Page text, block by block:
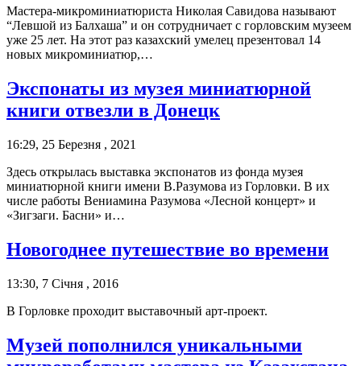
Мастера-микроминиатюриста Николая Савидова называют
“Левшой из Балхаша” и он сотрудничает с горловским музеем
уже 25 лет. На этот раз казахский умелец презентовал 14
новых микроминиатюр,…
Экспонаты из музея миниатюрной
книги отвезли в Донецк
16:29, 25 Березня , 2021
Здесь открылась выставка экспонатов из фонда музея
миниатюрной книги имени В.Разумова из Горловки. В их
числе работы Вениамина Разумова «Лесной концерт» и
«Зигзаги. Басни» и…
Новогоднее путешествие во времени
13:30, 7 Січня , 2016
В Горловке проходит выставочный арт-проект.
Музей пополнился уникальными